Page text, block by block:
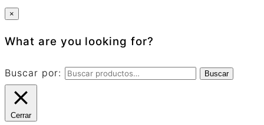
×
What are you looking for?
Buscar por: Buscar
Cerrar